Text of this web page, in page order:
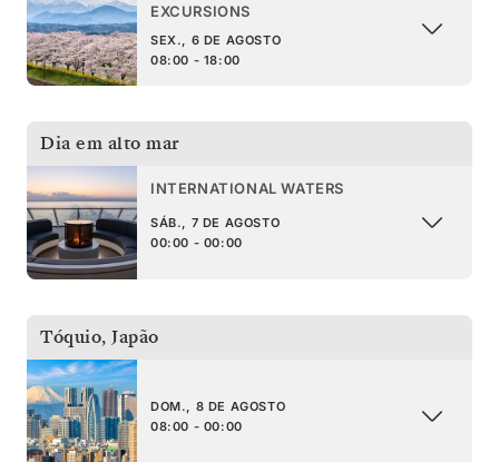
EXCURSIONS
SEX., 6 DE AGOSTO
08:00 - 18:00
Dia em alto mar
INTERNATIONAL WATERS
SÁB., 7 DE AGOSTO
00:00 - 00:00
Tóquio, Japão
DOM., 8 DE AGOSTO
08:00 - 00:00